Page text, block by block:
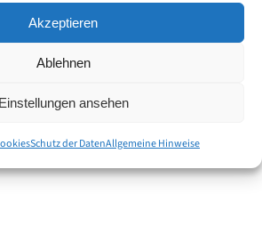
Akzeptieren
Ablehnen
Einstellungen ansehen
Schutz der DatenAllgemeine Hinweise